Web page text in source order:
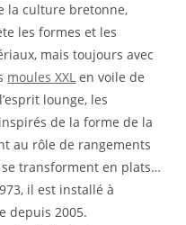
la culture bretonne,
les formes et les
mais toujours avec
moules XXL en voile de
lounge, les
de la forme de la
au rôle de rangements
se transforment en plats…
il est installé à
depuis 2005.